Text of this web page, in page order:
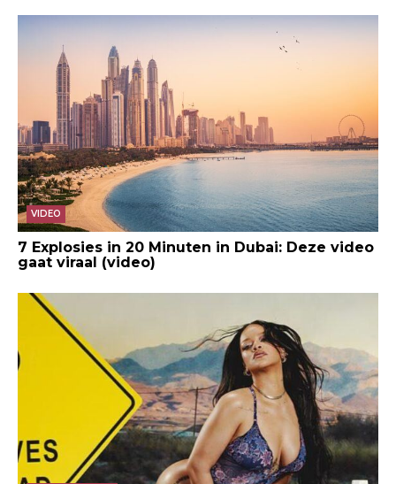
VIDEO
7 Explosies in 20 Minuten in Dubai: Deze video
gaat viraal (video)